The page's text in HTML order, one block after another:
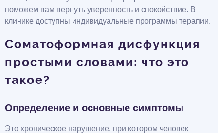
поможем вам вернуть уверенность и спокойствие. В
клинике доступны индивидуальные программы терапии.
Соматоформная дисфункция
простыми словами: что это
такое?
Определение и основные симптомы
Это хроническое нарушение, при котором человек